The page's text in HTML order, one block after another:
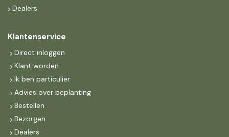
Dealers
Klantenservice
Direct inloggen
Klant worden
Ik ben particulier
Advies over beplanting
Bestellen
Bezorgen
Dealers